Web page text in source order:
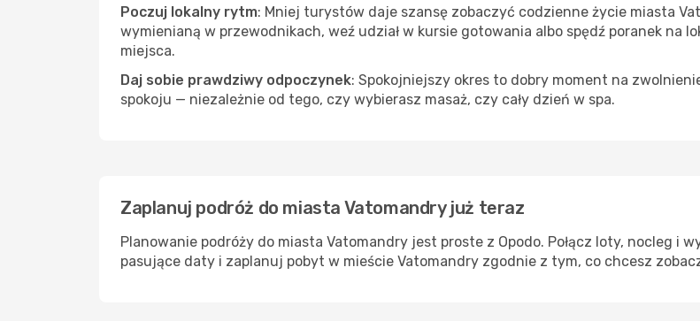
Poczuj lokalny rytm: Mniej turystów daje szansę zobaczyć codzienne życie miasta
wymienianą w przewodnikach, weź udział w kursie gotowania albo spędź poranek na
miejsca.
Daj sobie prawdziwy odpoczynek: Spokojniejszy okres to dobry moment na
spokoju — niezależnie od tego, czy wybierasz masaż, czy cały dzień w spa.
Zaplanuj podróż do miasta Vatomandry już teraz
Planowanie podróży do miasta Vatomandry jest proste z Opodo. Połącz loty, nocleg i
pasujące daty i zaplanuj pobyt w mieście Vatomandry zgodnie z tym, co chcesz